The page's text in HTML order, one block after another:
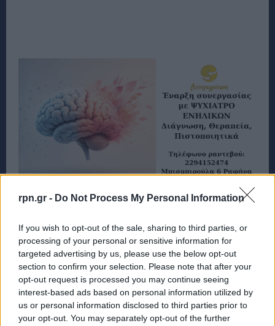
rpn.gr - Do Not Process My Personal Information
If you wish to opt-out of the sale, sharing to third parties, or
processing of your personal or sensitive information for
targeted advertising by us, please use the below opt-out
section to confirm your selection. Please note that after your
opt-out request is processed you may continue seeing
interest-based ads based on personal information utilized by
us or personal information disclosed to third parties prior to
your opt-out. You may separately opt-out of the further